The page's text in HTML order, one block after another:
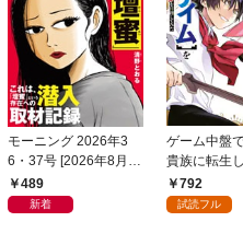
モーニング 2026年3
6・37号 [2026年8月6
日発売]
489
新着
ゲーム中盤
貴族に転生
外れスキル
を駆使して
792
試読フル